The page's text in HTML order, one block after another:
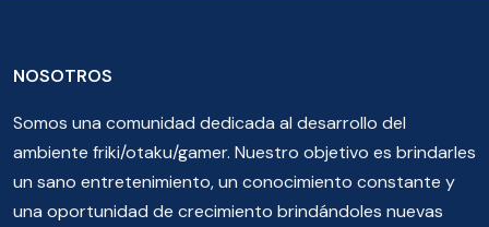
NOSOTROS
Somos una comunidad dedicada al desarrollo del
ambiente friki/otaku/gamer. Nuestro objetivo es brindarles
un sano entretenimiento, un conocimiento constante y
una oportunidad de crecimiento brindándoles nuevas